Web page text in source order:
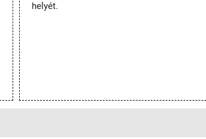
helyét.